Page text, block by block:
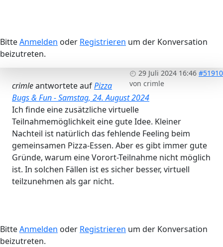
BitteAnmelden oder Registrieren um der Konversation
beizutreten.
29 Juli 2024 16:46 #51910
von crimle
crimleantwortete aufPizza
Bugs & Fun - Samstag, 24. August 2024
Ich finde eine zusätzliche virtuelle
Teilnahmemöglichkeit eine gute Idee. Kleiner
Nachteil ist natürlich das fehlende Feeling beim
gemeinsamen Pizza-Essen. Aber es gibt immer gute
Gründe, warum eine Vorort-Teilnahme nicht möglich
ist. In solchen Fällen ist es sicher besser, virtuell
teilzunehmen als gar nicht.
BitteAnmelden oder Registrieren um der Konversation
beizutreten.